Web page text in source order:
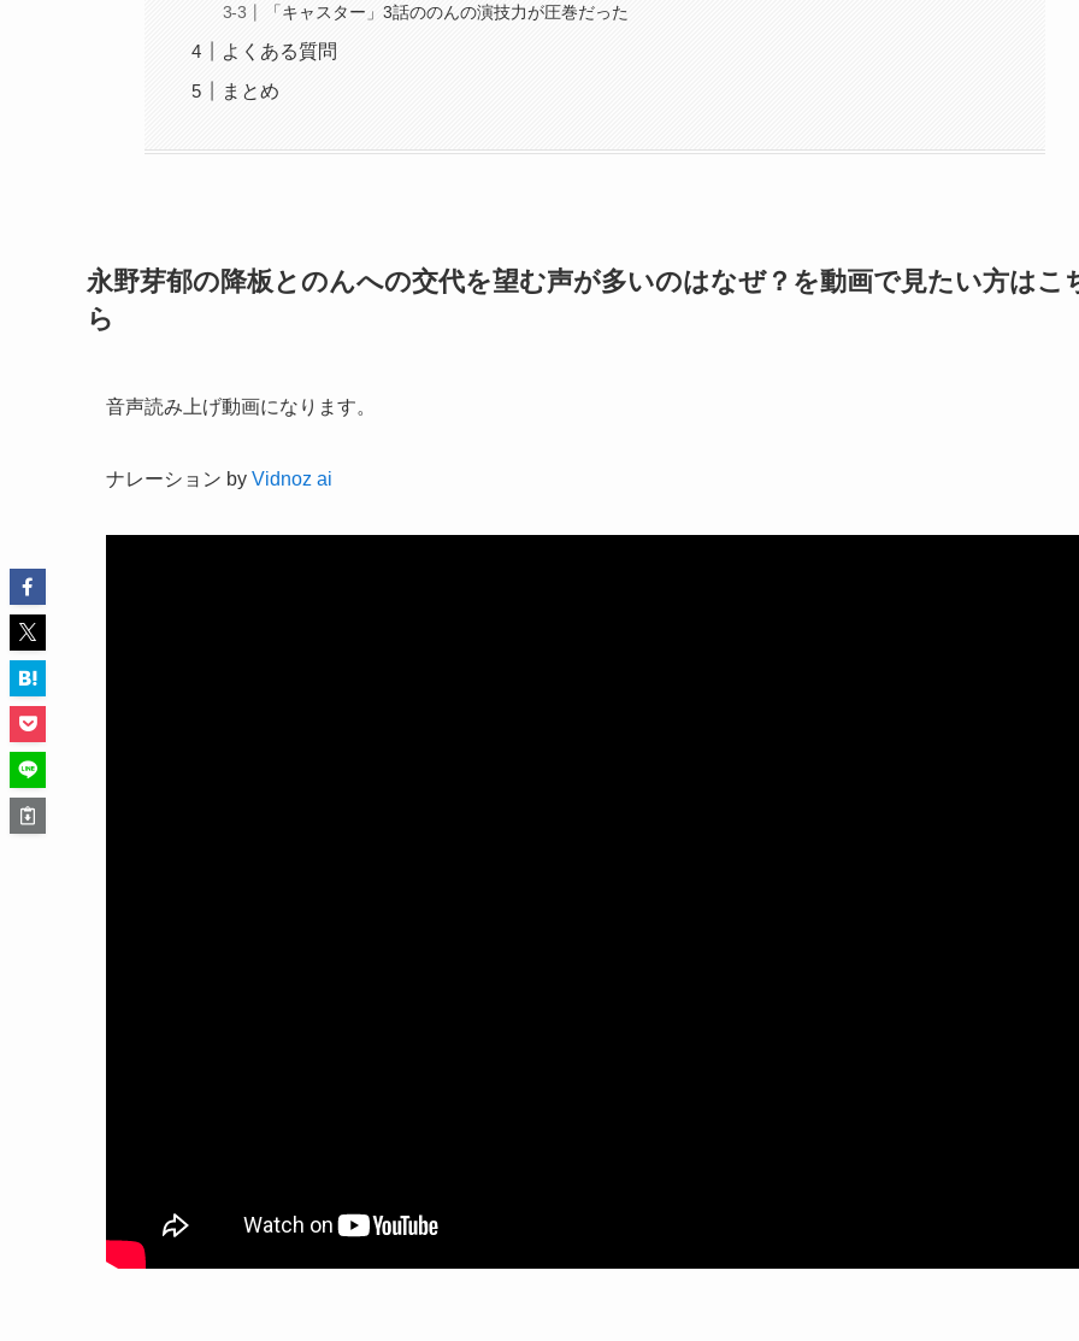
「キャスター」3話ののんの演技力が圧巻だった
よくある質問
まとめ
永野芽郁の降板とのんへの交代を望む声が多いのはなぜ？を動画で見たい方はこ
ら
音声読み上げ動画になります。
ナレーション by Vidnoz ai